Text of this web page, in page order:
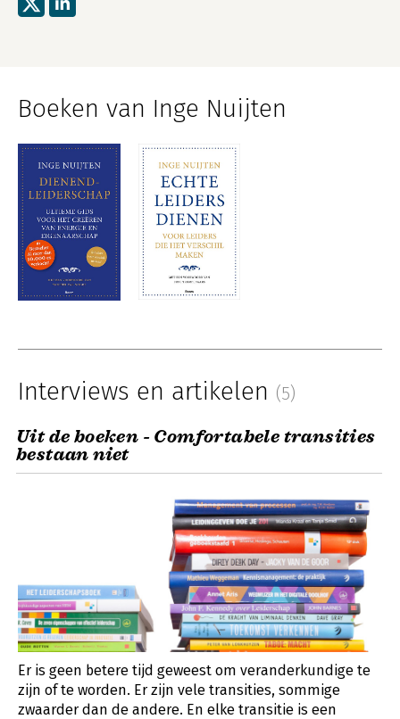
Boeken van Inge Nuijten
Interviews en artikelen (5)
Uit de boeken - Comfortabele transities
bestaan niet
Er is geen betere tijd geweest om veranderkundige te
zijn of te worden. Er zijn vele transities, sommige
zwaarder dan de andere. En elke transitie is een